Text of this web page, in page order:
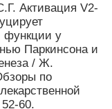
Активация V2-
функции у
Паркинсона и
/ Ж.
по
60.